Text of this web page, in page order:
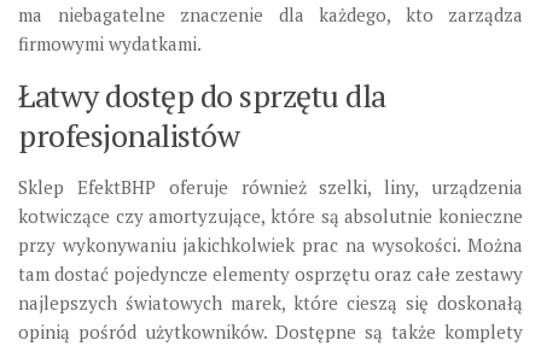
ma niebagatelne znaczenie dla każdego, kto zarządza
firmowymi wydatkami.
Łatwy dostęp do sprzętu dla
profesjonalistów
Sklep EfektBHP oferuje również szelki, liny, urządzenia
kotwiczące czy amortyzujące, które są absolutnie konieczne
przy wykonywaniu jakichkolwiek prac na wysokości. Można
tam dostać pojedyncze elementy osprzętu oraz całe zestawy
najlepszych światowych marek, które cieszą się doskonałą
opinią pośród użytkowników. Dostępne są także komplety